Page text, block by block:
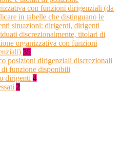
con funzioni dirigenziali (da
in tabelle che distinguano le
situazioni: dirigenti, dirigenti
discrezionalmente, titolari di
organizzativa con funzioni
35
posizioni dirigenziali discrezionali
di funzione disponibili
dirigenti 4
2